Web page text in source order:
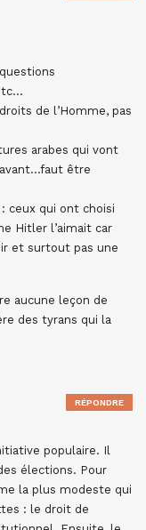
de l’Homme, pas
arabes qui vont
être
ceux qui ont choisi
Hitler l’aimait car
et surtout pas une
aucune leçon de
des tyrans qui la
populaire. Il
élections. Pour
la plus modeste qui
: le droit de
RÉPONDRE